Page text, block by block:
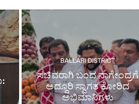
BALLARI DISTRICT
ಸಚಿವರಾಗಿ ಬಂದ ನಾಗೇಂದ್ರಗೆ
ಅದ್ದೂರಿ ಸ್ವಾಗತ ಕೋರಿದ
ಅಭಿಮಾನಿಗಳು